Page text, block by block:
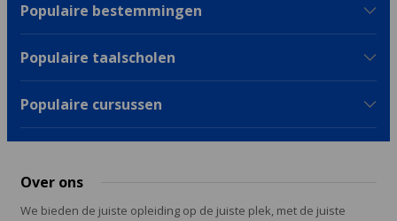
Populaire bestemmingen
Populaire taalscholen
Populaire cursussen
Over ons
We bieden de juiste opleiding op de juiste plek, met de juiste